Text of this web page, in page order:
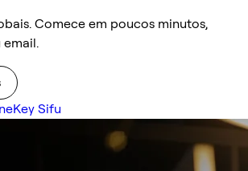
Comece em poucos minutos,
email.
Sifu